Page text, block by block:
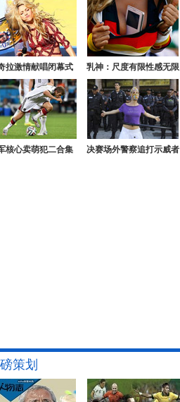
拉激情献唱闭幕式 乳神：尺度有限性感无限
核心卖萌犯二合集 决赛场外警察追打示威者
策划